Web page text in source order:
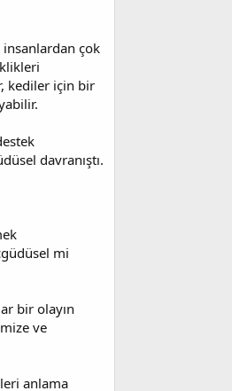
insanlardan çok
kediler için bir
davranıştı.
mi
bir olayın
ve
anlama